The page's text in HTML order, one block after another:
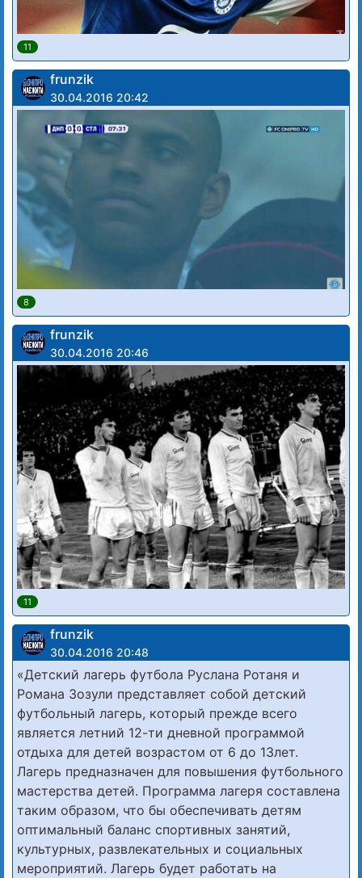
11
frunzik
30.04.2016 20:42
8
frunzik
30.04.2016 20:46
11
frunzik
30.04.2016 20:48
«Детский лагерь футбола Руслана Ротаня и
Романа Зозули представляет собой детский
футбольный лагерь, который прежде всего
является летний 12-ти дневной программой
отдыха для детей возрастом от 6 до 13лет.
Лагерь предназначен для повышения футбольного
мастерства детей. Программа лагеря составлена
таким образом, что бы обеспечивать детям
оптимальный баланс спортивных занятий,
культурных, развлекательных и социальных
мероприятий. Лагерь будет работать на